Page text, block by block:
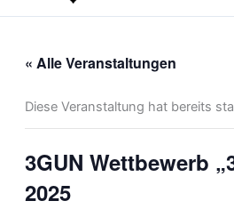
« Alle Veranstaltungen
Diese Veranstaltung hat bereits
3GUN Wettbewerb
2025